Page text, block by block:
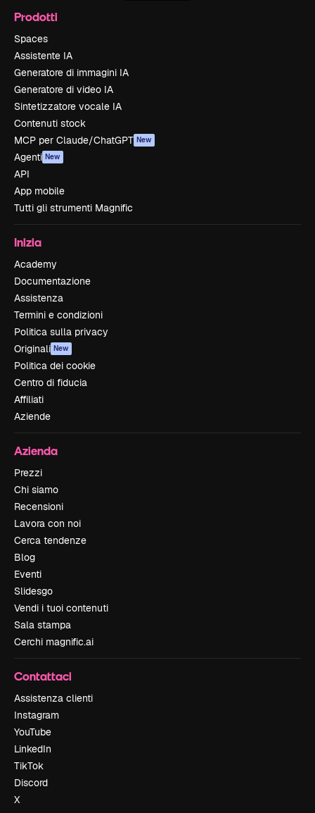
Prodotti
Spaces
Assistente IA
Generatore di immagini IA
Generatore di video IA
Sintetizzatore vocale IA
Contenuti stock
MCP per Claude/ChatGPT New
Agenti New
API
App mobile
Tutti gli strumenti Magnific
Inizia
Academy
Documentazione
Assistenza
Termini e condizioni
Politica sulla privacy
Originali New
Politica dei cookie
Centro di fiducia
Affiliati
Aziende
Azienda
Prezzi
Chi siamo
Recensioni
Lavora con noi
Cerca tendenze
Blog
Eventi
Slidesgo
Vendi i tuoi contenuti
Sala stampa
Cerchi magnific.ai
Contattaci
Assistenza clienti
Instagram
YouTube
LinkedIn
TikTok
Discord
X